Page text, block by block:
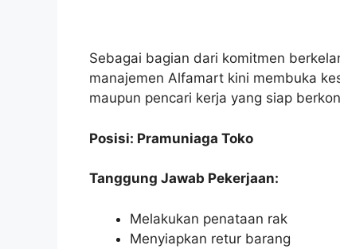
Sebagai bagian dari komitmen
manajemen Alfamart kini membuka
maupun pencari kerja yang siap
Posisi: Pramuniaga Toko
Tanggung Jawab Pekerjaan:
Melakukan penataan rak
Menyiapkan retur barang